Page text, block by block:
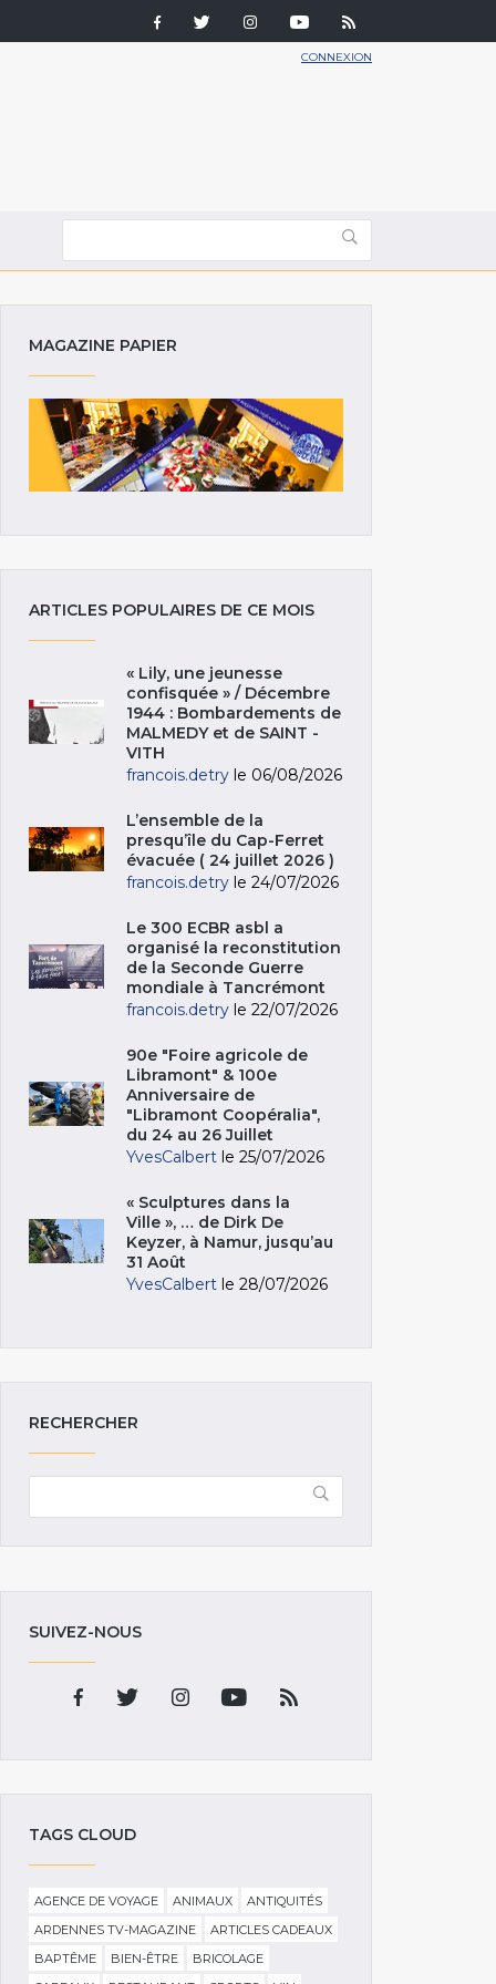
CONNEXION
MAGAZINE PAPIER
ARTICLES POPULAIRES DE CE MOIS
« Lily, une jeunesse
confisquée » / Décembre
1944 : Bombardements de
MALMEDY et de SAINT -
VITH
francois.detry le 06/08/2026
L’ensemble de la
presqu’île du Cap-Ferret
évacuée ( 24 juillet 2026 )
francois.detry le 24/07/2026
Le 300 ECBR asbl a
organisé la reconstitution
de la Seconde Guerre
mondiale à Tancrémont
francois.detry le 22/07/2026
90e "Foire agricole de
Libramont" & 100e
Anniversaire de
"Libramont Coopéralia",
du 24 au 26 Juillet
YvesCalbert le 25/07/2026
« Sculptures dans la
Ville », … de Dirk De
Keyzer, à Namur, jusqu’au
31 Août
YvesCalbert le 28/07/2026
RECHERCHER
SUIVEZ-NOUS
TAGS CLOUD
AGENCE DE VOYAGE ANIMAUX
ANTIQUITÉS
ARDENNES TV-MAGAZINE
ARTICLES CADEAUX
BAPTÊME
BIEN-ÊTRE
BRICOLAGE